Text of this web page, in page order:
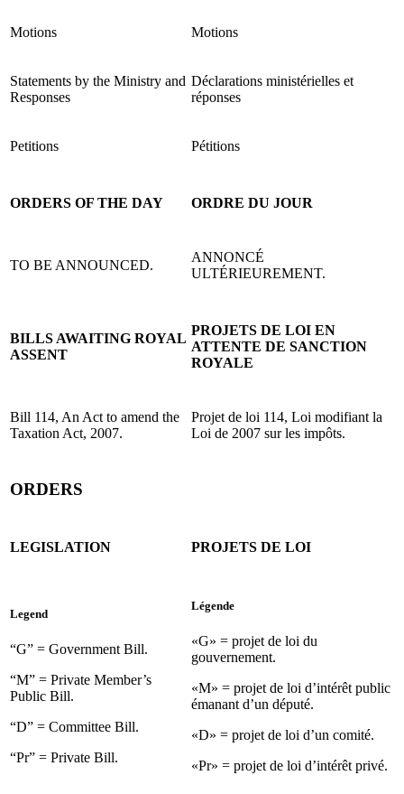
Motions Motions
Statements by the Ministry and
Responses
Déclarations ministérielles et
réponses
Petitions Pétitions
ORDERS OF THE DAY ORDRE DU JOUR
TO BE ANNOUNCED.
ANNONCÉ
ULTÉRIEUREMENT.
BILLS AWAITING ROYAL
ASSENT
PROJETS DE LOI EN
ATTENTE DE SANCTION
ROYALE
Bill 114, An Act to amend the
Taxation Act, 2007.
Projet de loi 114, Loi modifiant la
Loi de 2007 sur les impôts.
ORDERS
LEGISLATION PROJETS DE LOI
Legend
“G” = Government Bill.
“M” = Private Member’s
Public Bill.
“D” = Committee Bill.
“Pr” = Private Bill.
Légende
«G» = projet de loi du
gouvernement.
«M» = projet de loi d’intérêt public
émanant d’un député.
«D» = projet de loi d’un comité.
«Pr» = projet de loi d’intérêt privé.